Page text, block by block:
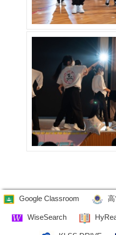
Google Classroom
WiseSearch